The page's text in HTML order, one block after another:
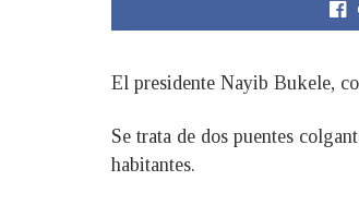
El presidente Nayib Bukele,
Se trata de dos puentes
habitantes.